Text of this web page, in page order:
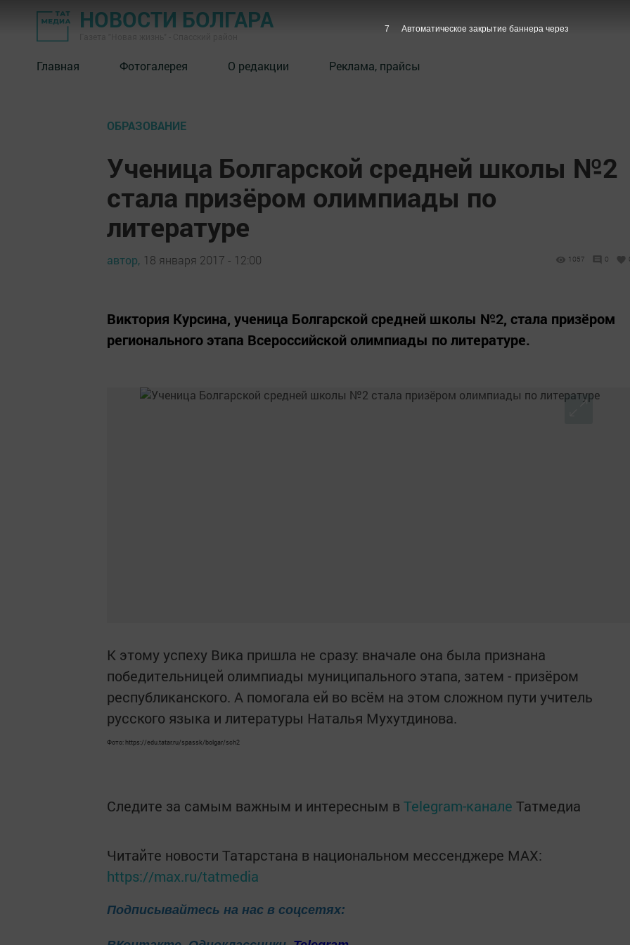
НОВОСТИ БОЛГАРА
Главная Фотогалерея О редакции Реклама, прайсы
ОБРАЗОВАНИЕ
Ученица Болгарской средней школы №2
стала призёром олимпиады по
литературе
автор, 18 января 2017 - 12:00 1057 0
Виктория Курсина, ученица Болгарской средней школы №2, стала призёром
регионального этапа Всероссийской олимпиады по литературе.
К этому успеху Вика пришла не сразу: вначале она была признана
победительницей олимпиады муниципального этапа, затем - призёром
республиканского. А помогала ей во всём на этом сложном пути учитель
русского языка и литературы Наталья Мухутдинова.
Фото: https://edu.tatar.ru/spassk/bolgar/sch2
Следите за самым важным и интересным в Telegram-канале Татмедиа
Читайте новости Татарстана в национальном мессенджере MАХ:
https://max.ru/tatmedia
Подписывайтесь на нас в соцсетях:
7 Автоматическое закрытие баннера через